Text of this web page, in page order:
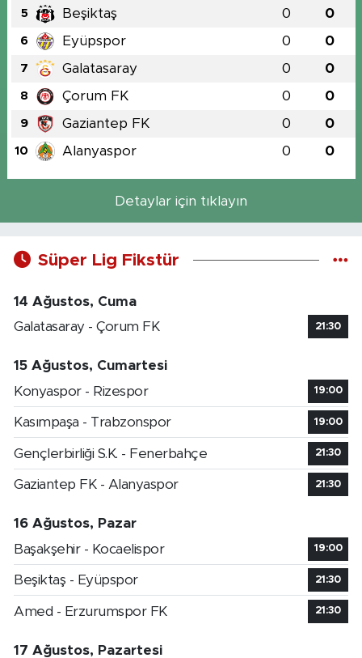
5 Beşiktaş 0 0
6 Eyüpspor 0 0
7 Galatasaray 0 0
8 Çorum FK 0 0
9 Gaziantep FK 0 0
10 Alanyaspor 0 0
Detaylar için tıklayın
Süper Lig Fikstür
14 Ağustos, Cuma
Galatasaray - Çorum FK
21:30
15 Ağustos, Cumartesi
Konyaspor - Rizespor
19:00
Kasımpaşa - Trabzonspor 19:00
Gençlerbirliği S.K. - Fenerbahçe 21:30
Gaziantep FK - Alanyaspor 21:30
16 Ağustos, Pazar
Başakşehir - Kocaelispor
19:00
Beşiktaş - Eyüpspor 21:30
Amed - Erzurumspor FK 21:30
17 Ağustos, Pazartesi